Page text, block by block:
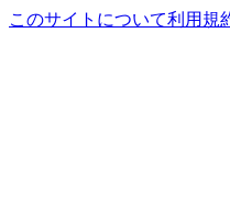
このサイトについて利用規